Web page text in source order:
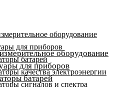
оборудование
для приборов
батарей
качества электроэнергии
сигналов и спектра
оборудование
для приборов
батарей